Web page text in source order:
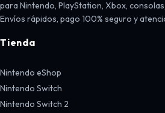
para Nintendo, PlayStation, Xbox,
Envíos rápidos, pago 100% seguro y
Tienda
Nintendo eShop
Nintendo Switch
Nintendo Switch 2